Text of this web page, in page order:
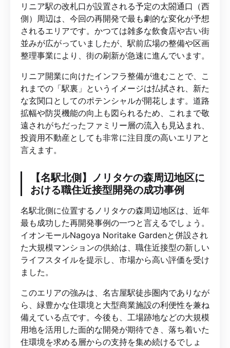
リニア駅の改札口が設置される予定の太閤通口（西
側）周辺は、今回の再開発で最も劇的な変化が予想
されるエリアです。かつては雑多な飲食店や古い街
並みが広がっていましたが、駅前広場の整備や区画
整理事業により、街の刷新が急速に進んでいます。
リニア開業に向けたインフラ整備が進むことで、こ
れまでの「駅裏」というイメージは払拭され、新た
な玄関口としてのポテンシャルが開花します。道路
拡幅や防災機能の向上も図られるため、これまで敬
遠されがちだったファミリー層の流入も見込まれ、
投資用不動産としても非常に注目度の高いエリアと
言えます。
【名駅北側】ノリタケの森周辺地区に
おける職住近接型開発の成功事例
名駅北側に位置するノリタケの森周辺地区は、近年
最も成功した再開発事例の一つと言えるでしょう。
イオンモールNagoya Noritake Gardenと併設され
た大規模マンションの供給は、職住近接型の新しい
ライフスタイルを提示し、市場から高い評価を受け
ました。
このエリアの強みは、名古屋駅徒歩圏内でありなが
ら、緑豊かな住環境と大型商業施設の利便性を兼ね
備えている点です。今後も、工場跡地などの大規模
用地を活用した面的な開発が期待でき、落ち着いた
住環境を求める層からの支持を集め続けるでしょ